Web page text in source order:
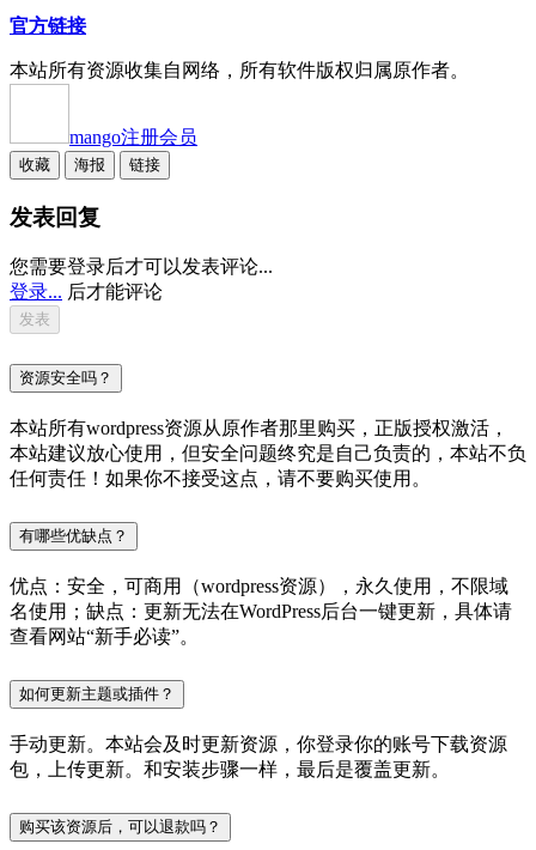
官方链接
本站所有资源收集自网络，所有软件版权归属原作者。
mango注册会员
收藏 海报 链接
发表回复
您需要登录后才可以发表评论...
登录... 后才能评论
资源安全吗？
本站所有wordpress资源从原作者那里购买，正版授权激活，
本站建议放心使用，但安全问题终究是自己负责的，本站不负
任何责任！如果你不接受这点，请不要购买使用。
有哪些优缺点？
优点：安全，可商用（wordpress资源），永久使用，不限域
名使用；缺点：更新无法在WordPress后台一键更新，具体请
查看网站“新手必读”。
如何更新主题或插件？
手动更新。本站会及时更新资源，你登录你的账号下载资源
包，上传更新。和安装步骤一样，最后是覆盖更新。
购买该资源后，可以退款吗？